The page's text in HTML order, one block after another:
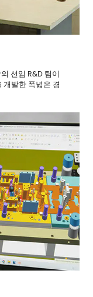
선임 R&D 팀이
개발한 폭넓은 경